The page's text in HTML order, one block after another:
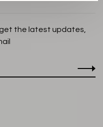
the latest updates,